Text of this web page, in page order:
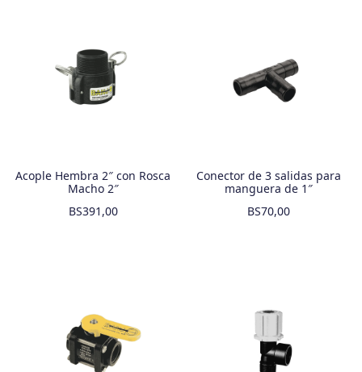
Acople Hembra 2″ con Rosca
Macho 2″
BS391,00
Conector de 3 salidas para
manguera de 1″
BS70,00